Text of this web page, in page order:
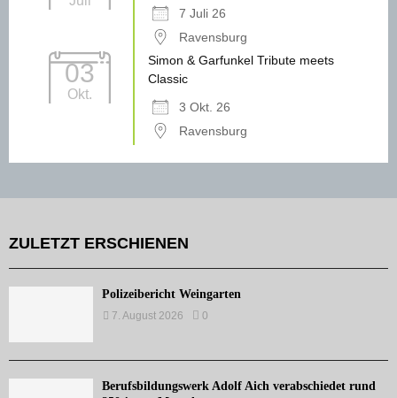
7 Juli 26
Ravensburg
03
Okt.
Simon & Garfunkel Tribute meets
Classic
3 Okt. 26
Ravensburg
ZULETZT ERSCHIENEN
Polizeibericht Weingarten
7. August 2026 0
Berufsbildungswerk Adolf Aich verabschiedet rund